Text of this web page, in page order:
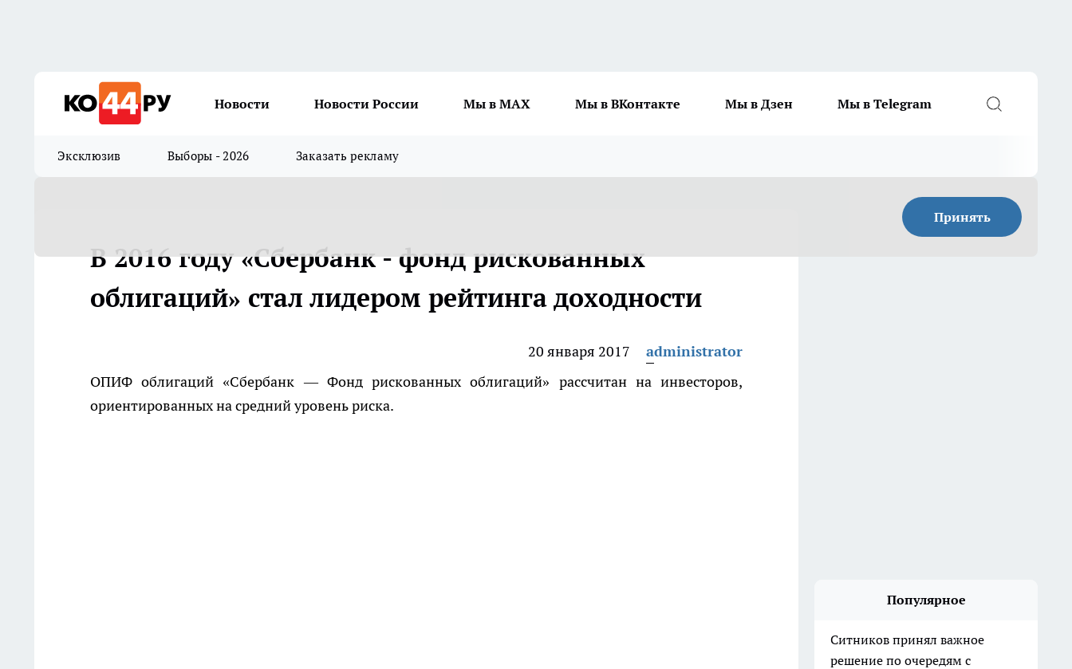
Новости Новости России Мы в MAX Мы в ВКонтакте Мы в Дзен Мы в Telegram
Эксклюзив Выборы - 2026 Заказать рекламу
Принять
В 2016 году «Сбербанк - фонд рискованных
облигаций» стал лидером рейтинга доходности
20 января 2017
administrator
ОПИФ облигаций «Сбербанк — Фонд рискованных облигаций» рассчитан на инвесторов,
ориентированных на средний уровень риска.
Популярное
Ситников принял важное
решение по очередям с